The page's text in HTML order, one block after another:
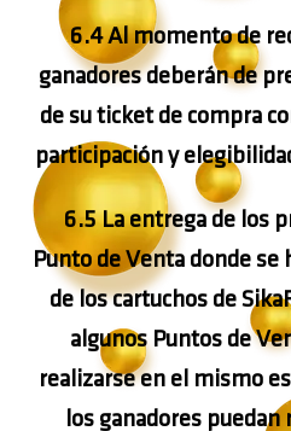
6.4 Al momento de
ganadores deberán de
de su ticket de compra
participación y
6.5 La entrega de los
Punto de Venta donde se
de los cartuchos de
algunos Puntos de
realizarse en el mismo
los ganadores